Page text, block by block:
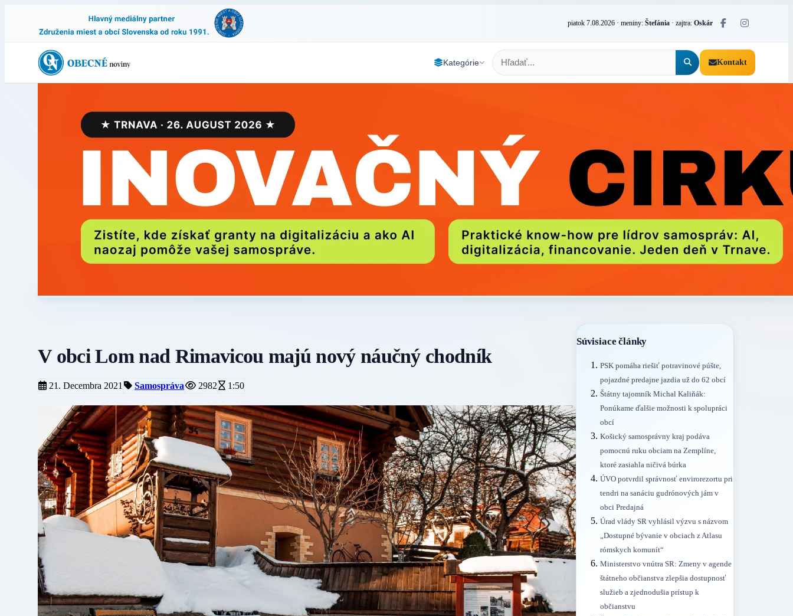
piatok 7.08.2026 · meniny: Štefánia · zajtra: Oskár
Kategórie Kontakt
V obci Lom nad Rimavicou majú nový náučný chodník
21. Decembra 2021 Samospráva 2982 1:50
Súvisiace články
PSK pomáha riešiť potravinové púšte,
pojazdné predajne jazdia už do 62 obcí
Štátny tajomník Michal Kaliňák:
Ponúkame ďalšie možnosti k spolupráci
obcí
Košický samosprávny kraj podáva
pomocnú ruku obciam na Zemplíne,
ktoré zasiahla ničivá búrka
ÚVO potvrdil správnosť envirorezortu pri
tendri na sanáciu gudrónových jám v
obci Predajná
Úrad vlády SR vyhlásil výzvu s názvom
„Dostupné bývanie v obciach z Atlasu
rómskych komunít“
Ministerstvo vnútra SR: Zmeny v agende
štátneho občianstva zlepšia dostupnosť
služieb a zjednodušia prístup k
občianstvu